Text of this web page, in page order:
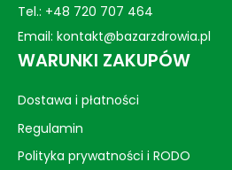
Tel.: +48 720 707 464
Email: kontakt@bazarzdrowia.pl
WARUNKI ZAKUPÓW
Dostawa i płatności
Regulamin
Polityka prywatności i RODO